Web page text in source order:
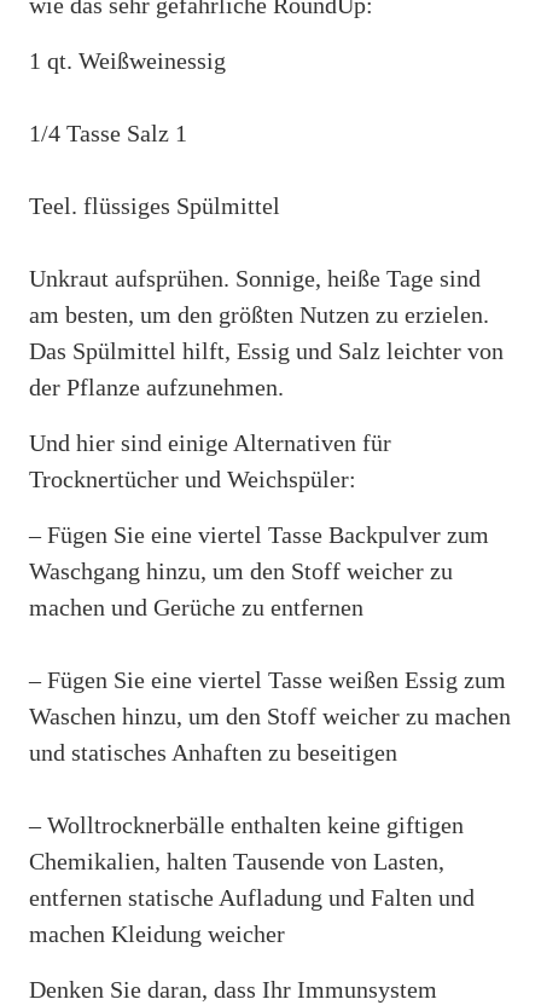
1 qt. Weißweinessig
1/4 Tasse Salz 1
Teel. flüssiges Spülmittel
Unkraut aufsprühen. Sonnige, heiße Tage sind
am besten, um den größten Nutzen zu erzielen.
Das Spülmittel hilft, Essig und Salz leichter von
der Pflanze aufzunehmen.
Und hier sind einige Alternativen für
Trocknertücher und Weichspüler:
– Fügen Sie eine viertel Tasse Backpulver zum
Waschgang hinzu, um den Stoff weicher zu
machen und Gerüche zu entfernen
– Fügen Sie eine viertel Tasse weißen Essig zum
Waschen hinzu, um den Stoff weicher zu machen
und statisches Anhaften zu beseitigen
– Wolltrocknerbälle enthalten keine giftigen
Chemikalien, halten Tausende von Lasten,
entfernen statische Aufladung und Falten und
machen Kleidung weicher
Denken Sie daran, dass Ihr Immunsystem